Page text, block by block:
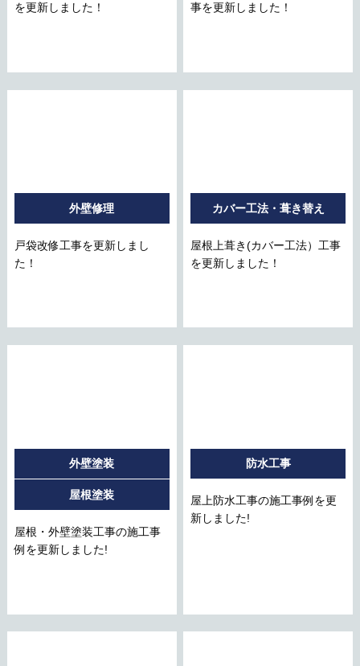
を更新しました！
事を更新しました！
外壁修理
戸袋改修工事を更新しまし
た！
カバー工法・葺き替え
屋根上葺き(カバー工法）工事
を更新しました！
外壁塗装
屋根塗装
屋根・外壁塗装工事の施工事
例を更新しました!
防水工事
屋上防水工事の施工事例を更
新しました!